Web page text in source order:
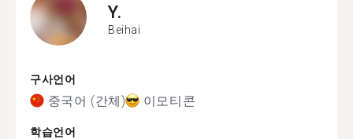
Y.
Beihai
구사언어
중국어 (간체) 이모티콘
학습언어